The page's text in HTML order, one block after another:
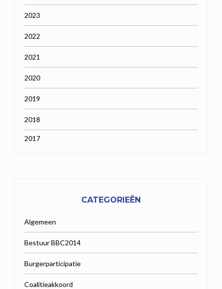
2023
2022
2021
2020
2019
2018
2017
CATEGORIEËN
Algemeen
Bestuur BBC2014
Burgerparticipatie
Coalitieakkoord